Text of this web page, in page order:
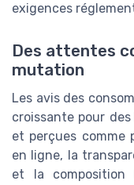
exigences
Des attentes
mutation
Les avis des
croissante pour
et perçues comme
en ligne, la
et la composition